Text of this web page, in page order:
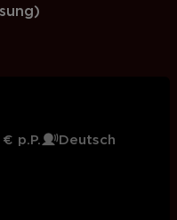
p.P. Deutsch